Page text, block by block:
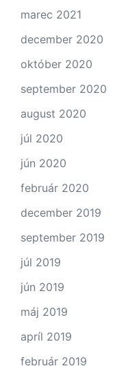
marec 2021
december 2020
október 2020
september 2020
august 2020
júl 2020
jún 2020
február 2020
december 2019
september 2019
júl 2019
jún 2019
máj 2019
apríl 2019
február 2019